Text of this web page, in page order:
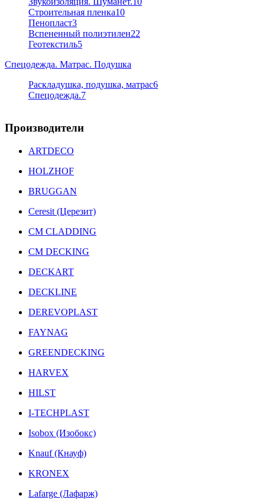
Строительная пленка10
Пенопласт3
Вспененный полиэтилен22
Геотекстиль5
Спецодежда. Матрас. Подушка
Раскладушка, подушка, матрас6
Спецодежда.7
Производители
ARTDECO
HOLZHOF
BRUGGAN
Ceresit (Церезит)
CM CLADDING
CM DECKING
DECKART
DECKLINE
DEREVOPLAST
FAYNAG
GREENDECKING
HARVEX
HILST
I-TECHPLAST
Isobox (Изобокс)
Knauf (Кнауф)
KRONEX
Lafarge (Лафарж)